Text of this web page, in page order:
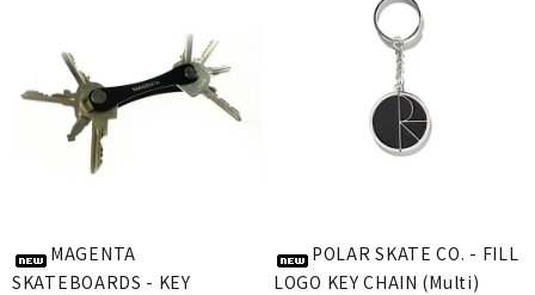
MAGENTA
SKATEBOARDS - KEY
POLAR SKATE CO. - FILL
LOGO KEY CHAIN (Multi)